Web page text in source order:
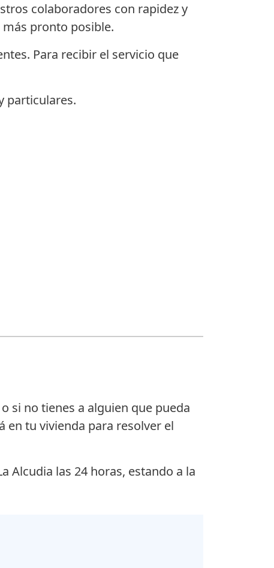
colaboradores con rapidez y
pronto posible.
Para recibir el servicio que
particulares.
si no tienes a alguien que pueda
en tu vivienda para resolver el
Alcudia las 24 horas, estando a la